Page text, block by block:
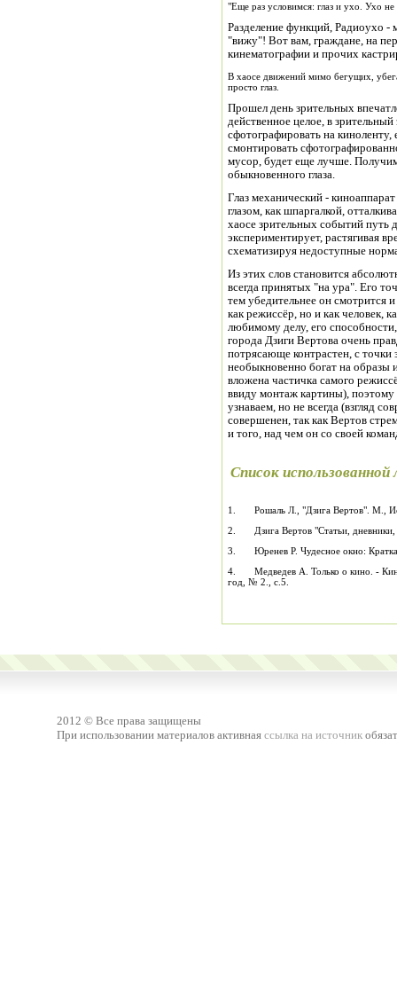
"Еще раз условимся: глаз и ухо. Ухо не
Разделение функций, Радиоухо
"вижу"! Вот вам, граждане, на
кинематографии и прочих
В хаосе движений мимо бегущих,
просто глаз.
Прошел день зрительных
действенное целое, в
сфотографировать на
смонтировать
мусор, будет еще лучше.
обыкновенного глаза.
Глаз механический -
глазом, как шпаргалкой,
хаосе зрительных событий путь
экспериментирует, растягивая
схематизируя недоступные
Из этих слов становится
всегда принятых "на ура". Его
тем убедительнее он смотрится
как режиссёр, но и как человек,
любимому делу, его
города Дзиги Вертова очень
потрясающе контрастен, с точки
необыкновенно богат на образы
вложена частичка самого
ввиду монтаж картины),
узнаваем, но не всегда (взгляд
совершенен, так как Вертов
и того, над чем он со своей
Список
1. Рошаль Л., "Дзига Вертов". М.,
2. Дзига Вертов "Статьи, дневники,
3. Юренев Р. Чудесное окно:
4. Медведев А. Только о кино. -
год, № 2., с.5.
2012 © Все права защищены
При использовании материалов активная ссылка на источник